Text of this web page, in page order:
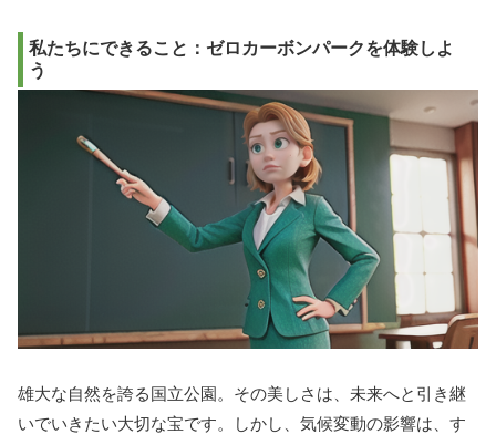
私たちにできること：ゼロカーボンパークを体験しよ
う
雄大な自然を誇る国立公園。その美しさは、未来へと引き継
いでいきたい大切な宝です。しかし、気候変動の影響は、す